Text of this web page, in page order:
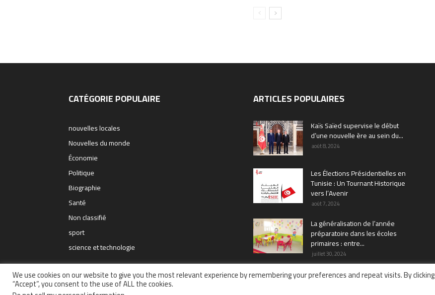
ARTICLES POPULAIRES
Kaïs Saïed supervise le début
d’une nouvelle ère au sein du...
août 8, 2024
Les Élections Présidentielles en
Tunisie : Un Tournant Historique
vers l’Avenir
août 7, 2024
La généralisation de l’année
préparatoire dans les écoles
primaires : entre...
juillet 30, 2024
CATÉGORIE POPULAIRE
nouvelles locales
Nouvelles du monde
Économie
Politique
Biographie
Santé
Non classifié
sport
science et technologie
We use cookies on our website to give you the most relevant experience by remembering your preferences and repeat visits. By clicking
“Accept”, you consent to the use of ALL the cookies.